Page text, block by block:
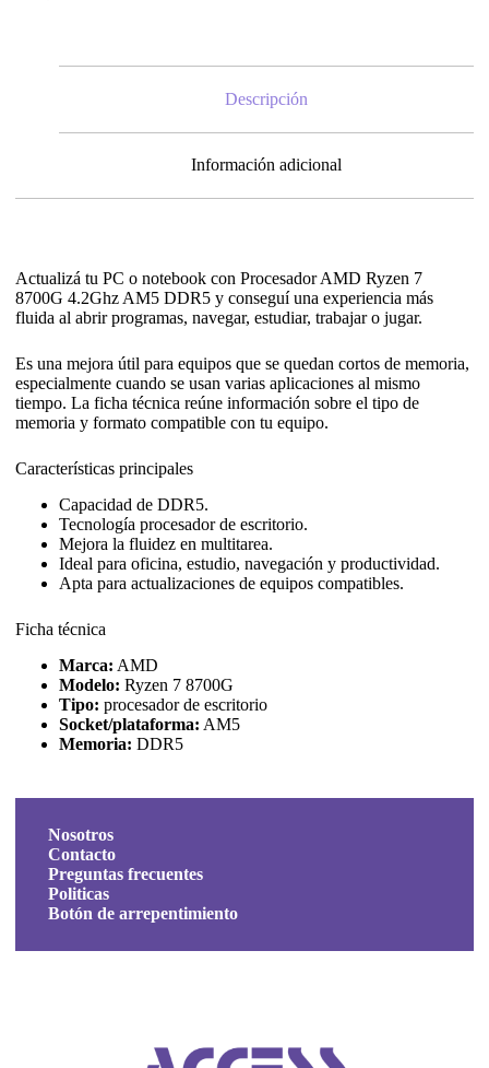
Descripción
Información adicional
Actualizá tu PC o notebook con Procesador AMD Ryzen 7
8700G 4.2Ghz AM5 DDR5 y conseguí una experiencia más
fluida al abrir programas, navegar, estudiar, trabajar o jugar.
Es una mejora útil para equipos que se quedan cortos de memoria,
especialmente cuando se usan varias aplicaciones al mismo
tiempo. La ficha técnica reúne información sobre el tipo de
memoria y formato compatible con tu equipo.
Características principales
Capacidad de DDR5.
Tecnología procesador de escritorio.
Mejora la fluidez en multitarea.
Ideal para oficina, estudio, navegación y productividad.
Apta para actualizaciones de equipos compatibles.
Ficha técnica
Marca: AMD
Modelo: Ryzen 7 8700G
Tipo: procesador de escritorio
Socket/plataforma: AM5
Memoria: DDR5
Nosotros
Contacto
Preguntas frecuentes
Politicas
Botón de arrepentimiento